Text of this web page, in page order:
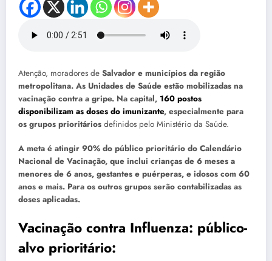
Atenção, moradores de Salvador e municípios da região
metropolitana. As Unidades de Saúde estão mobilizadas na
vacinação contra a gripe. Na capital, 160 postos
disponibilizam as doses do imunizante, especialmente para
os grupos prioritários definidos pelo Ministério da Saúde.
A meta é atingir 90% do público prioritário do Calendário
Nacional de Vacinação, que inclui crianças de 6 meses a
menores de 6 anos, gestantes e puérperas, e idosos com 60
anos e mais. Para os outros grupos serão contabilizadas as
doses aplicadas.
Vacinação contra Influenza: público-
alvo prioritário: